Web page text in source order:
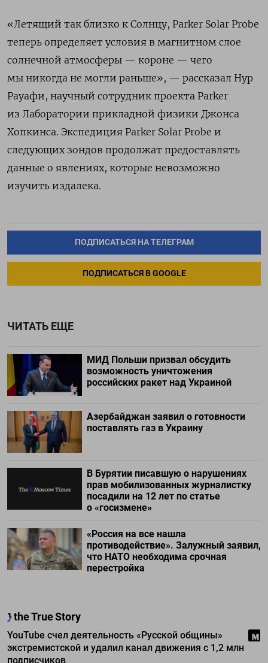
«Летящий так близко к Солнцу, Parker Solar Probe
теперь определяет условия в магнитном слое
солнечной атмосферы — короне — чего
мы никогда не могли раньше», — рассказал Нур
Рауафи, научный сотрудник проекта Parker
из Лаборатории прикладной физики Джонса
Хопкинса. Экспедиция Parker Solar Probe и
следующих зондов продолжат предоставлять
данные о явлениях, которые невозможно
изучить издалека.
ПОДПИСАТЬСЯ НА ТЕЛЕГРАМ
ПОДПИСАТЬСЯ В GOOGLE
ЧИТАТЬ ЕЩЕ
МИД Польши призвал обсудить
возможность уничтожения
российских ракет над Украиной
Азербайджан заявил о готовности
поставлять газ в Украину
В Бурятии писавшую о нарушениях
прав мобилизованных журналистку
посадили на 12 лет по статье
о «госизмене»
«Россия на все нашла
противодействие». Залужный заявил,
что НАТО необходима срочная
перестройка